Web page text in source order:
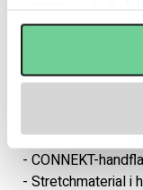
EGENSKAPER
- MD-skum ger
- Förformad
- Tredelade
- FLEX LOCK-
- CONNEKT-
- Stretchmaterial i